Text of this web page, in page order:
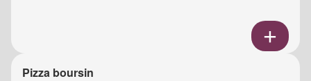
Pizza boursin